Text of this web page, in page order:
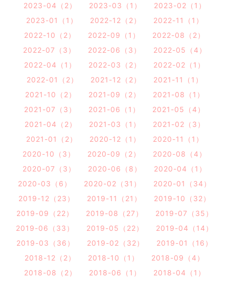
2023-04（2）
2023-03（1）
2023-02（1）
2023-01（1）
2022-12（2）
2022-11（1）
2022-10（2）
2022-09（1）
2022-08（2）
2022-07（3）
2022-06（3）
2022-05（4）
2022-04（1）
2022-03（2）
2022-02（1）
2022-01（2）
2021-12（2）
2021-11（1）
2021-10（2）
2021-09（2）
2021-08（1）
2021-07（3）
2021-06（1）
2021-05（4）
2021-04（2）
2021-03（1）
2021-02（3）
2021-01（2）
2020-12（1）
2020-11（1）
2020-10（3）
2020-09（2）
2020-08（4）
2020-07（3）
2020-06（8）
2020-04（1）
2020-03（6）
2020-02（31）
2020-01（34）
2019-12（23）
2019-11（21）
2019-10（32）
2019-09（22）
2019-08（27）
2019-07（35）
2019-06（33）
2019-05（22）
2019-04（14）
2019-03（36）
2019-02（32）
2019-01（16）
2018-12（2）
2018-10（1）
2018-09（4）
2018-08（2）
2018-06（1）
2018-04（1）